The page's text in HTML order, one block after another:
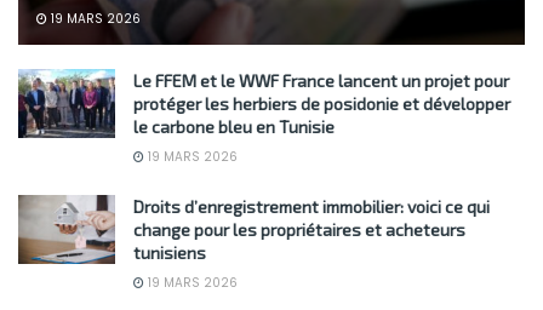
19 MARS 2026
Le FFEM et le WWF France lancent un projet pour
protéger les herbiers de posidonie et développer
le carbone bleu en Tunisie
19 MARS 2026
Droits d’enregistrement immobilier: voici ce qui
change pour les propriétaires et acheteurs
tunisiens
19 MARS 2026